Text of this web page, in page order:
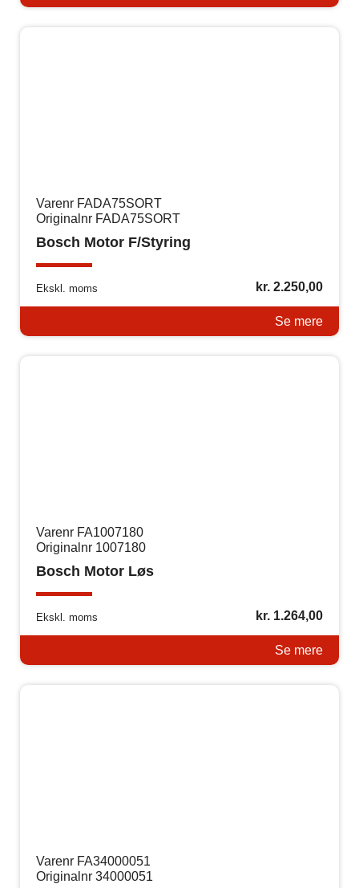
Varenr FADA75SORT
Originalnr FADA75SORT
Bosch Motor F/Styring
Ekskl. moms kr.2.250,00
Se mere
Varenr FA1007180
Originalnr 1007180
Bosch Motor Løs
Ekskl. moms kr.1.264,00
Se mere
Varenr FA34000051
Originalnr 34000051